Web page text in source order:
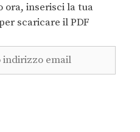
inserisci la tua
scaricare il PDF